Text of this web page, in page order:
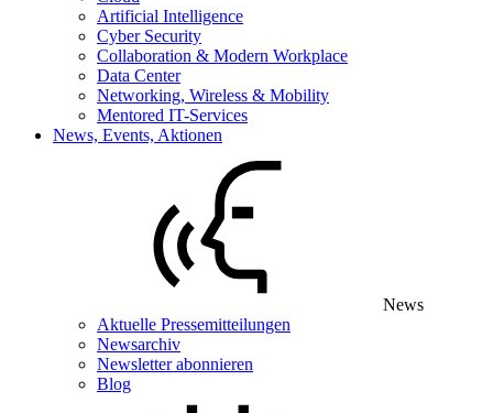
Artificial Intelligence
Cyber Security
Collaboration & Modern Workplace
Data Center
Networking, Wireless & Mobility
Mentored IT-Services
News, Events, Aktionen
News
Aktuelle Pressemitteilungen
Newsarchiv
Newsletter abonnieren
Blog